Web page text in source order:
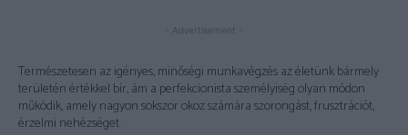
- Advertisement -
Természetesen az igényes, minőségi munkavégzés az életünk bármely
területén értékkel bír, ám a perfekcionista személyiség olyan módon
működik, amely nagyon sokszor okoz számára szorongást, frusztrációt,
érzelmi nehézséget.